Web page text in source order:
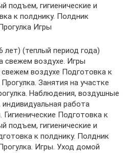
подъем, гигиенические и
к полднику. Полдник
Игры
(теплый период года)
свежем воздухе. Игры
воздухе Подготовка к
Занятия на участке
Наблюдения, воздушные
работа
Гигиенические Подготовка к
подъем, гигиенические и
к полднику. Полдник
Игры. Уход домой